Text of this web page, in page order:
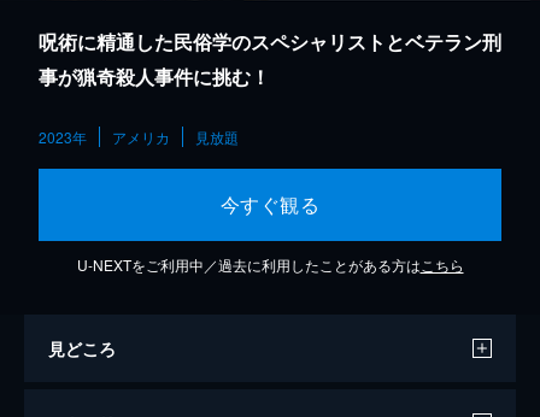
呪術に精通した民俗学のスペシャリストとベテラン刑
事が猟奇殺人事件に挑む！
2023年 アメリカ 見放題
今すぐ観る
U-NEXTをご利用中／過去に利用したことがある方は こちら
見どころ